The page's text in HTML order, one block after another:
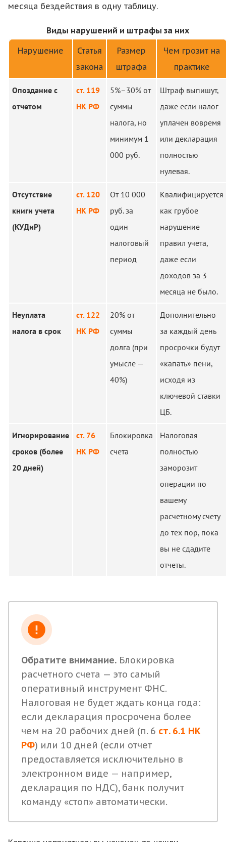
месяца бездействия в одну таблицу.
Виды нарушений и штрафы за них
Нарушение
Статья
закона
Размер
штрафа
Чем грозит на
практике
Опоздание с
отчетом
ст. 119
НК РФ
5%–30% от
суммы
налога, но
минимум 1
000 руб.
Штраф выпишут,
даже если налог
уплачен вовремя
или декларация
полностью
нулевая.
Отсутствие
книги учета
(КУДиР)
ст. 120
НК РФ
От 10 000
руб. за
один
налоговый
период
Квалифицируется
как грубое
нарушение
правил учета,
даже если
доходов за 3
месяца не было.
Неуплата
налога в срок
ст. 122
НК РФ
20% от
суммы
долга (при
умысле —
40%)
Дополнительно
за каждый день
просрочки будут
«капать» пени,
исходя из
ключевой ставки
ЦБ.
Игнорирование
сроков (более
20 дней)
ст. 76
НК РФ
Блокировка
счета
Налоговая
полностью
заморозит
операции по
вашему
расчетному счету
до тех пор, пока
вы не сдадите
отчеты.
Обратите внимание. Блокировка
расчетного счета — это самый
оперативный инструмент ФНС.
Налоговая не будет ждать конца года:
если декларация просрочена более
чем на 20 рабочих дней (п. 6 ст. 6.1 НК
РФ) или 10 дней (если отчет
предоставляется исключительно в
электронном виде — например,
декларация по НДС), банк получит
команду «стоп» автоматически.